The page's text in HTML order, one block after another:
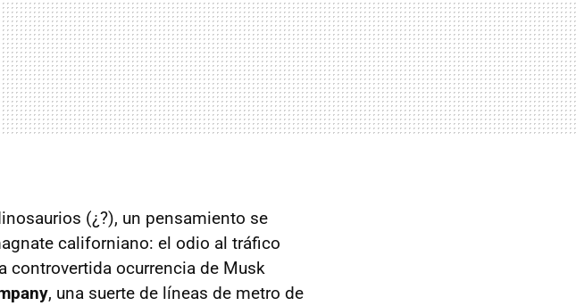
(¿?), un pensamiento se
californiano: el odio al tráfico
controvertida ocurrencia de Musk
, una suerte de líneas de metro de